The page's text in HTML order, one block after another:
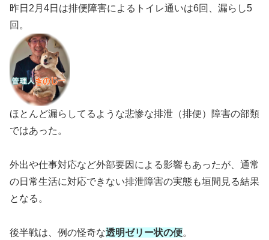
昨日2月4日は排便障害によるトイレ通いは6回、漏らし5
回。
ほとんど漏らしてるような悲惨な排泄（排便）障害の部類
ではあった。
外出や仕事対応など外部要因による影響もあったが、通常
の日常生活に対応できない排泄障害の実態も垣間見る結果
となる。
後半戦は、例の怪奇な透明ゼリー状の便。